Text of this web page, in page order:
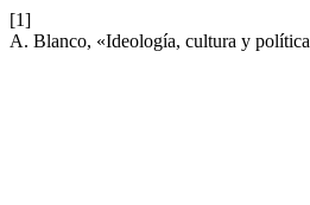
[1]
A. Blanco, «Ideología, cultura y